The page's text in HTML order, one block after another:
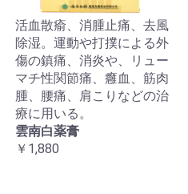
活血散瘉、消腫止痛、去風
除湿。運動や打撲による外
傷の鎮痛、消炎や、リュー
マチ性関節痛、癰血、筋肉
腫、腰痛、肩こりなどの治
療に用いる。
雲南白薬膏
￥1,880